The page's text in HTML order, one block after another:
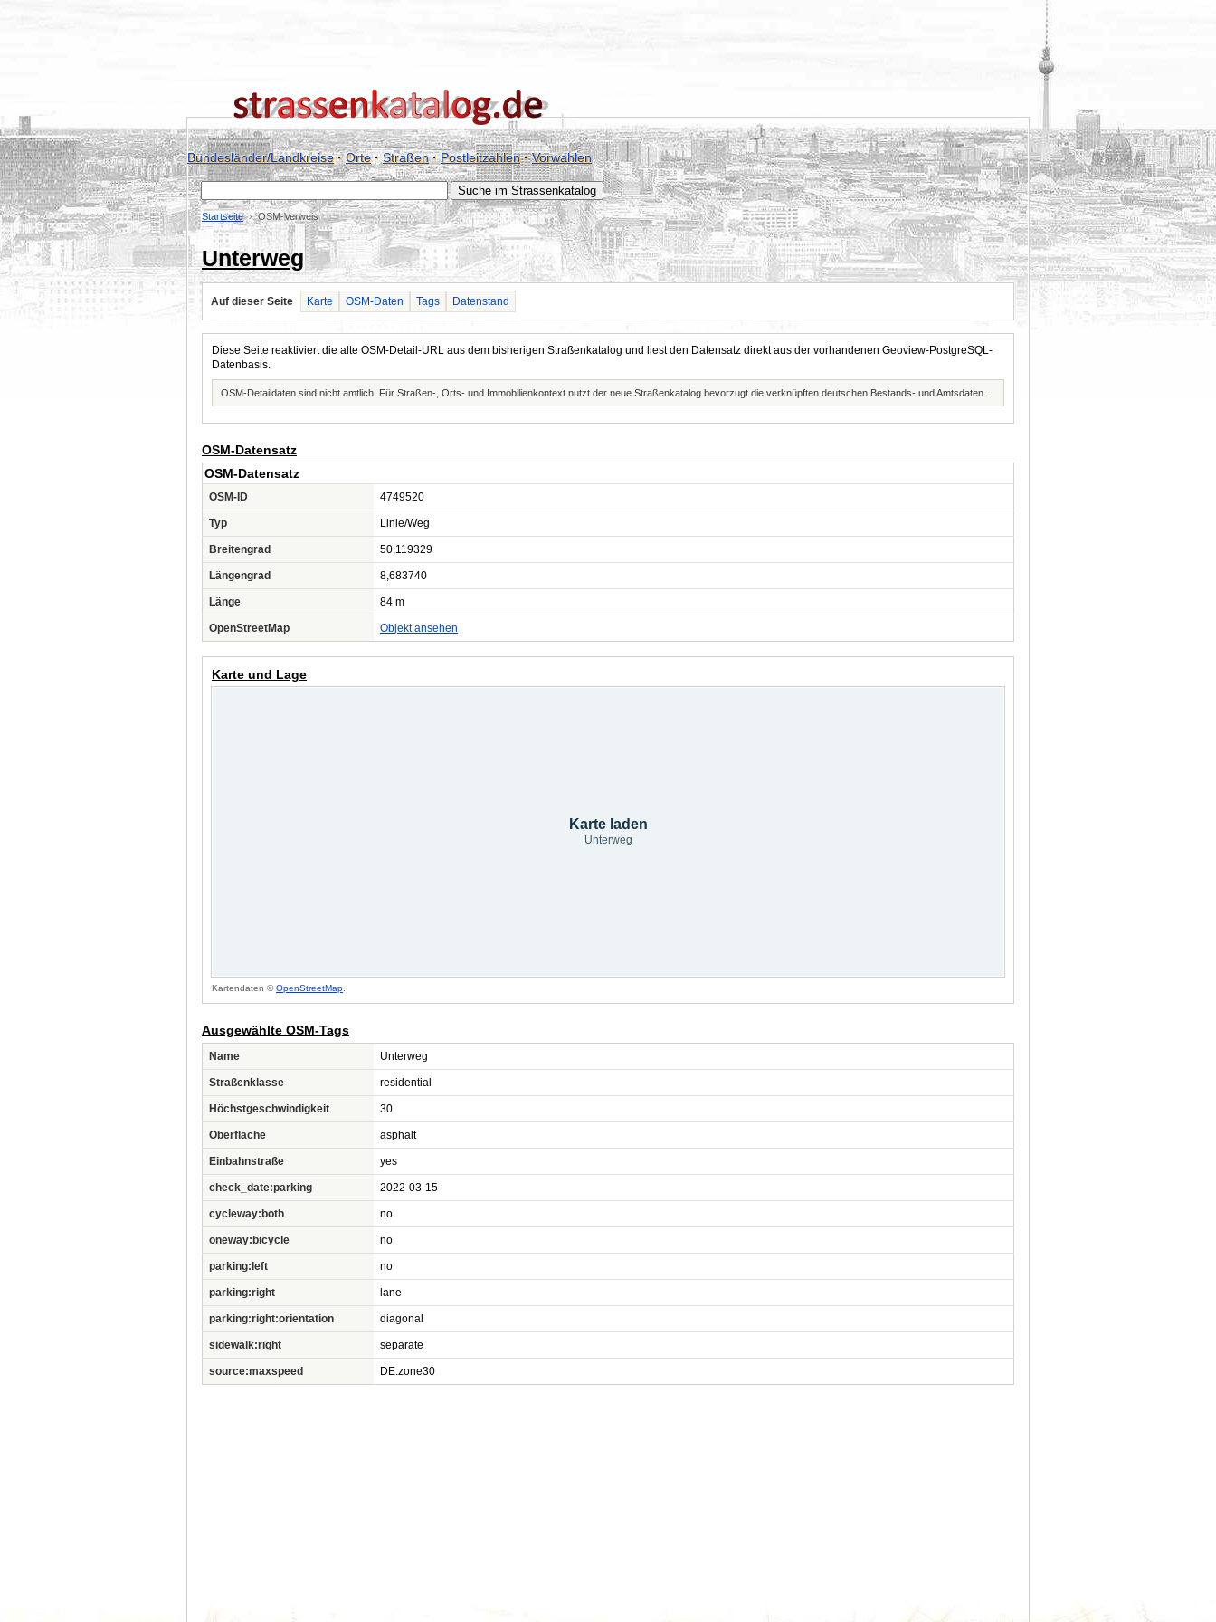
Bundesländer/Landkreise·Orte·Straßen·Postleitzahlen·Vorwahlen
Startseite OSM-Verweis
Unterweg
Auf dieser Seite Karte OSM-Daten Tags Datenstand
Diese Seite reaktiviert die alte OSM-Detail-URL aus dem bisherigen Straßenkatalog und liest den Datensatz direkt aus der vorhandenen Geoview-PostgreSQL-
Datenbasis.
OSM-Detaildaten sind nicht amtlich. Für Straßen-, Orts- und Immobilienkontext nutzt der neue Straßenkatalog bevorzugt die verknüpften deutschen Bestands- und Amtsdaten.
OSM-Datensatz
OSM-Datensatz
OSM-ID 4749520
Typ Linie/Weg
Breitengrad 50,119329
Längengrad 8,683740
Länge 84 m
OpenStreetMap Objekt ansehen
Karte und Lage
Karte laden
Unterweg
Kartendaten ©OpenStreetMap
Ausgewählte OSM-Tags
Name Unterweg
Straßenklasse residential
Höchstgeschwindigkeit 30
Oberfläche asphalt
Einbahnstraße yes
check_date:parking 2022-03-15
cycleway:both no
oneway:bicycle no
parking:left no
parking:right lane
parking:right:orientation diagonal
sidewalk:right separate
source:maxspeed DE:zone30